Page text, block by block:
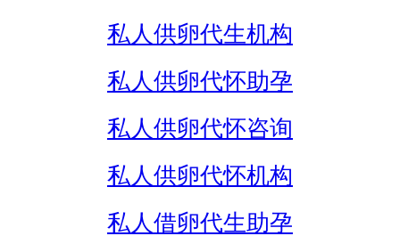
私人供卵代生机构
私人供卵代怀助孕
私人供卵代怀咨询
私人供卵代怀机构
私人借卵代生助孕